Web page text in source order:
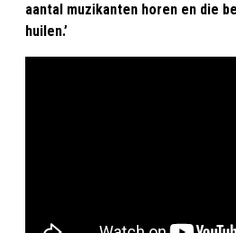
aantal muzikanten horen en die
huilen.’